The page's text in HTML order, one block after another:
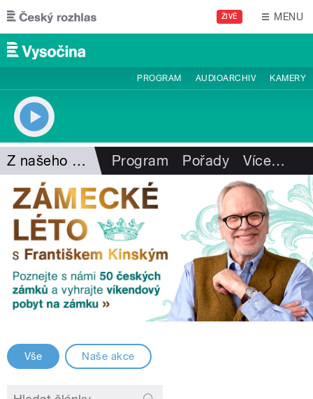
Přejít k hlavnímu obsahu
ŽIVĚ MENU
PROGRAM AUDIOARCHIV KAMERY
Z našeho vysílání Program Pořady Více…
Vše Naše akce